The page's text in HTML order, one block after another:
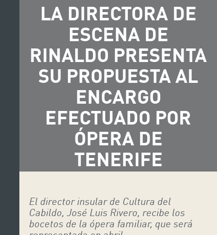
LA DIRECTORA DE
ESCENA DE
RINALDO PRESENTA
SU PROPUESTA AL
ENCARGO
EFECTUADO POR
ÓPERA DE
TENERIFE
El director insular de Cultura del
Cabildo, José Luis Rivero, recibe los
bocetos de la ópera familiar, que será